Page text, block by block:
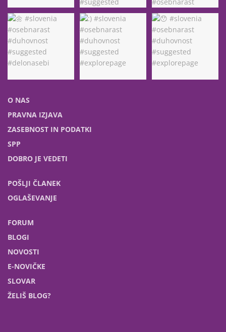
O NAS
PRAVNA IZJAVA
ZASEBNOST IN PODATKI
SPP
DOBRO JE VEDETI
POŠLJI ČLANEK
OGLAŠEVANJE
FORUM
BLOGI
NOVOSTI
E-NOVIČKE
SLOVAR
ŽELIŠ BLOG?